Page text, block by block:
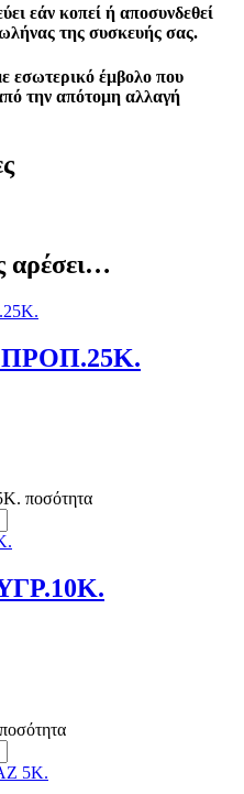
εάν κοπεί ή αποσυνδεθεί
της συσκευής σας.
εσωτερικό έμβολο που
την απότομη αλλαγή
αρέσει…
ποσότητα